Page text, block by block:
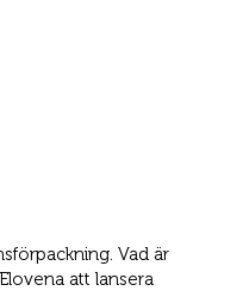
Vad är
att lansera